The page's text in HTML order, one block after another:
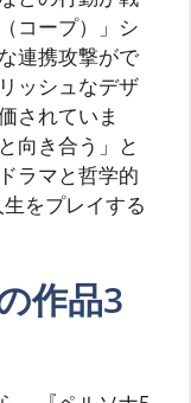
コープ）」シ
連携攻撃がで
ッシュなデザ
されていま
向き合う」と
ラマと哲学的
をプレイする
作品3